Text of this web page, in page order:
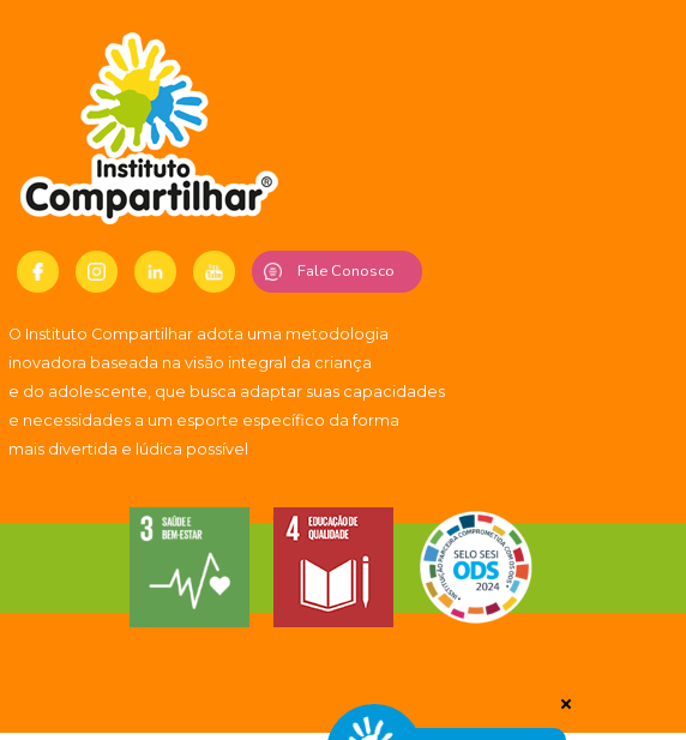
Fale Conosco
O Instituto Compartilhar adota uma metodologia
inovadora baseada na visão integral da criança
e do adolescente, que busca adaptar suas capacidades
e necessidades a um esporte específico da forma
mais divertida e lúdica possível